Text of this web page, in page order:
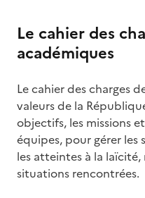
Le cahier des
académiques
Le cahier des charges
valeurs de la
objectifs, les missions
équipes, pour gérer
les atteintes à la laïcité,
situations rencontrées.